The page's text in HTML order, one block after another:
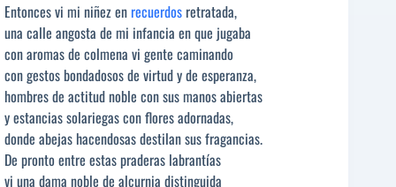
Entonces vi mi niñez en recuerdos retratada,
una calle angosta de mi infancia en que jugaba
con aromas de colmena vi gente caminando
con gestos bondadosos de virtud y de esperanza,
hombres de actitud noble con sus manos abiertas
y estancias solariegas con flores adornadas,
donde abejas hacendosas destilan sus fragancias.
De pronto entre estas praderas labrantías
vi una dama noble de alcurnia distinguida